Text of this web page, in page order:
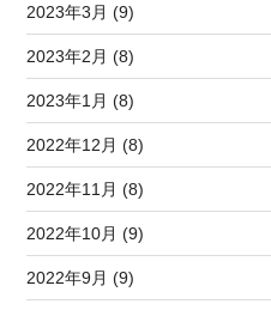
2023年3月 (9)
2023年2月 (8)
2023年1月 (8)
2022年12月 (8)
2022年11月 (8)
2022年10月 (9)
2022年9月 (9)